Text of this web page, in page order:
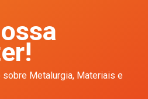
Metalurgia, Materiais e